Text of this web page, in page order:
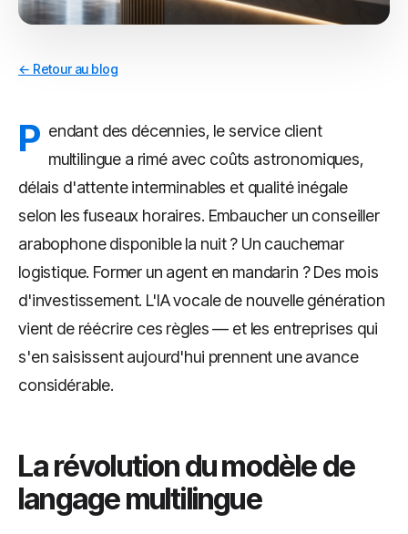
← Retour au blog
P endant des décennies, le service client
multilingue a rimé avec coûts astronomiques,
délais d'attente interminables et qualité inégale
selon les fuseaux horaires. Embaucher un conseiller
arabophone disponible la nuit ? Un cauchemar
logistique. Former un agent en mandarin ? Des mois
d'investissement. L'IA vocale de nouvelle génération
vient de réécrire ces règles — et les entreprises qui
s'en saisissent aujourd'hui prennent une avance
considérable.
La révolution du modèle de
langage multilingue